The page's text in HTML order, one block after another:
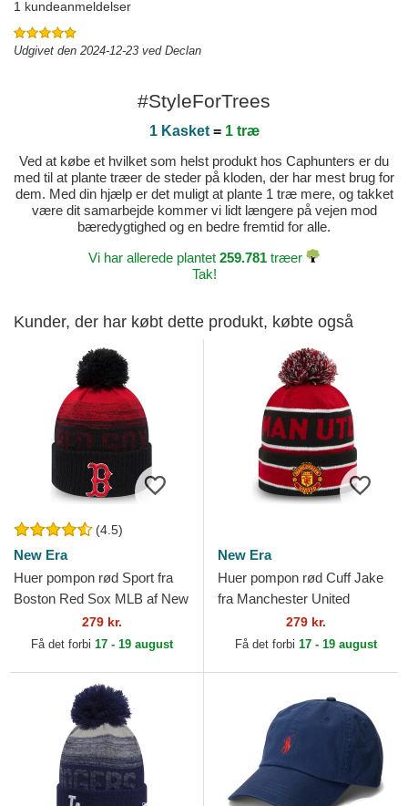
1 kundeanmeldelser
Udgivet den 2024-12-23 ved Declan
#StyleForTrees
1 Kasket= 1 træ
Ved at købe et hvilket som helst produkt hos Caphunters er du
med til at plante træer de steder på kloden, der har mest brug for
dem. Med din hjælp er det muligt at plante 1 træ mere, og takket
være dit samarbejde kommer vi lidt længere på vejen mod
bæredygtighed og en bedre fremtid for alle.
Vi har allerede plantet 259.781 træer
Tak!
Kunder, der har købt dette produkt, købte også
(4.5)
New Era
Huer pompon rød Sport fra
Boston Red Sox MLB af New
279 kr.
Få det forbi 17 - 19 august
New Era
Huer pompon rød Cuff Jake
fra Manchester United
Football Club Premier League
af New Era
279 kr.
Få det forbi 17 - 19 august